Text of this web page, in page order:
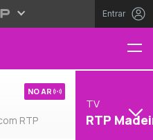
Entrar
RTP
NO AR
TV
RTP